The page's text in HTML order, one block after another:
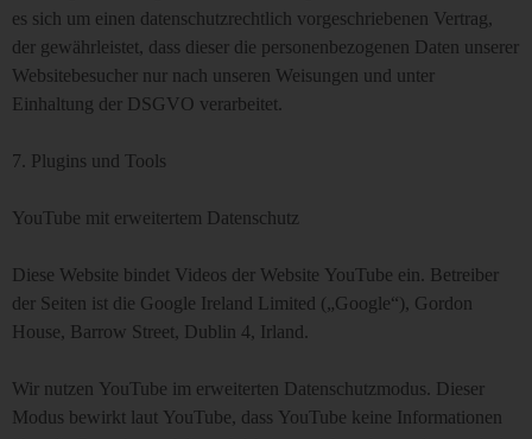
es sich um einen datenschutzrechtlich vorgeschriebenen Vertrag,
der gewährleistet, dass dieser die personenbezogenen Daten unserer
Websitebesucher nur nach unseren Weisungen und unter
Einhaltung der DSGVO verarbeitet.
7. Plugins und Tools
YouTube mit erweitertem Datenschutz
Diese Website bindet Videos der Website YouTube ein. Betreiber
der Seiten ist die Google Ireland Limited („Google“), Gordon
House, Barrow Street, Dublin 4, Irland.
Wir nutzen YouTube im erweiterten Datenschutzmodus. Dieser
Modus bewirkt laut YouTube, dass YouTube keine Informationen